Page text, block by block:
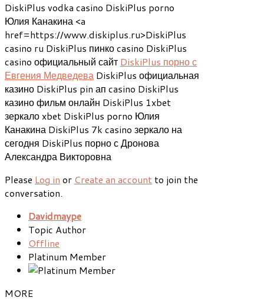
DiskiPlus vodka casino DiskiPlus porno
Юлия Канакина <a
href=https://www.diskiplus.ru>DiskiPlus
casino ru DiskiPlus пинко casino DiskiPlus
casino официальный сайт DiskiPlus порно с
Евгения Медведева DiskiPlus официальная
казино DiskiPlus pin ап casino DiskiPlus
казино фильм онлайн DiskiPlus 1xbet
зеркало xbet DiskiPlus porno Юлия
Канакина DiskiPlus 7k casino зеркало на
сегодня DiskiPlus порно с Дронова
Александра Викторовна
Please Log in or Create an account to join the
conversation.
Davidmaype
Topic Author
Offline
Platinum Member
MORE